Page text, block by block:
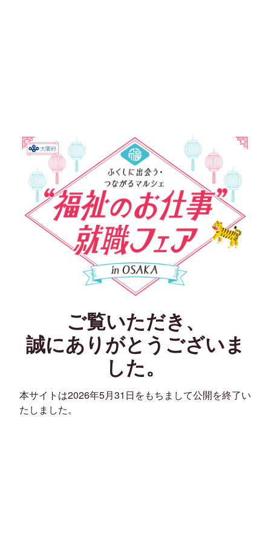
ご覧いただき、
誠にありがとうございま
した。
本サイトは2026年5月31日をもちまして公開を終了い
たしました。